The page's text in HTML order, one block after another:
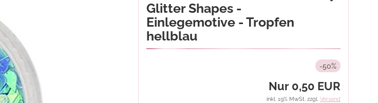
Glitter Shapes -
Einlegemotive - Tropfen
hellblau
-50%
Nur 0,50 EUR
inkl. 19% MwSt. zzgl. Versand